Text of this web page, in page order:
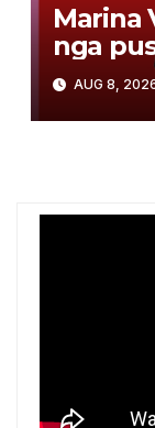
Marina
nga
bikini
AUG 8,